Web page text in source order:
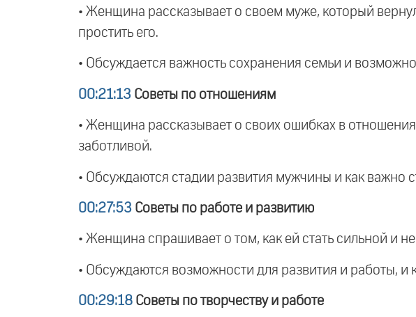
• Женщина рассказывает о своем муже, который
простить его.
• Обсуждается важность сохранения семьи и
00:21:13 Советы по отношениям
• Женщина рассказывает о своих ошибках в
заботливой.
• Обсуждаются стадии развития мужчины и как важно
00:27:53 Советы по работе и развитию
• Женщина спрашивает о том, как ей стать сильной и
• Обсуждаются возможности для развития и работы,
00:29:18 Советы по творчеству и работе